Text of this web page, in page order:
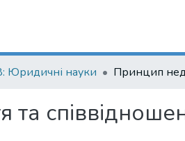
Юридичні науки
та